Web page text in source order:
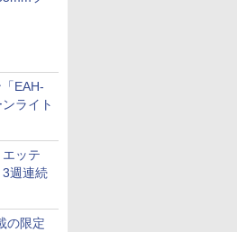
EAH-
ライト
エッテ
3週連続
の限定